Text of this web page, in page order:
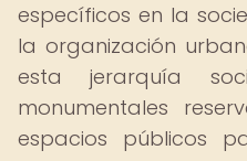
específicos en la
la organización
esta jerarquía
monumentales
espacios públicos